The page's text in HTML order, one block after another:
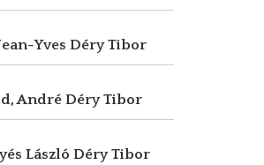
Yves Déry Tibor
André Déry Tibor
László Déry Tibor